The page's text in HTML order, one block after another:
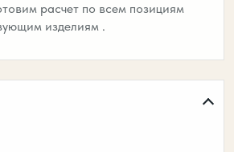
расчет по всем позициям
изделиям .